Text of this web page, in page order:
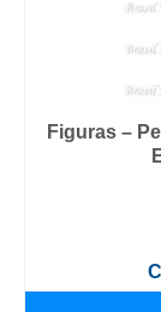
Figuras –